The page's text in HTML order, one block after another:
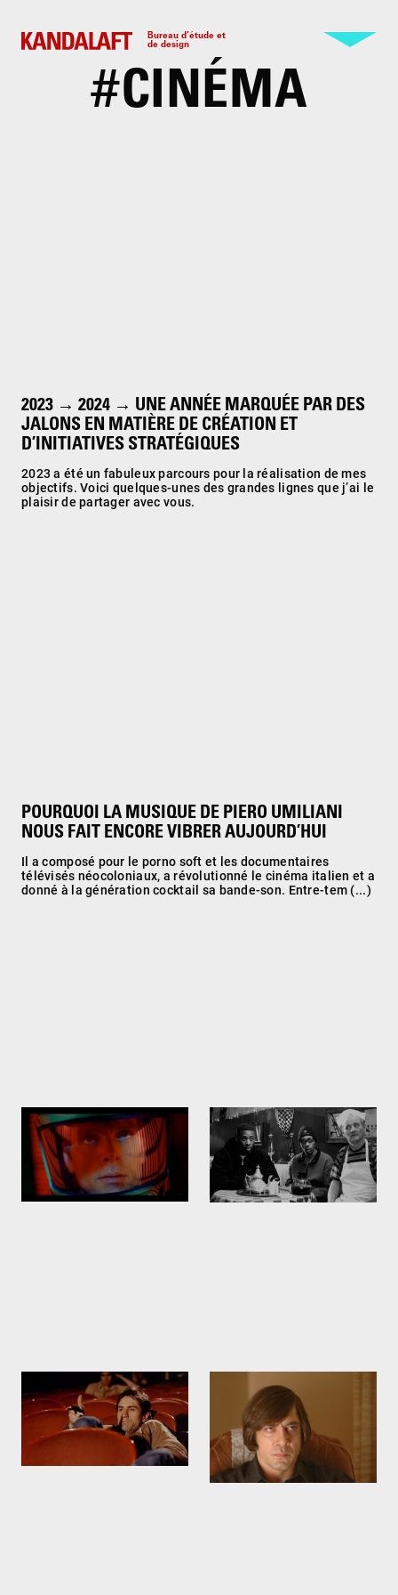
Bureau d’étude et
de design
#CINÉMA
2023 → 2024 → UNE ANNÉE MARQUÉE PAR DES
JALONS EN MATIÈRE DE CRÉATION ET
D’INITIATIVES STRATÉGIQUES
2023 a été un fabuleux parcours pour la réalisation de mes
objectifs. Voici quelques-unes des grandes lignes que j’ai le
plaisir de partager avec vous.
POURQUOI LA MUSIQUE DE PIERO UMILIANI
NOUS FAIT ENCORE VIBRER AUJOURD’HUI
Il a composé pour le porno soft et les documentaires
télévisés néocoloniaux, a révolutionné le cinéma italien et a
donné à la génération cocktail sa bande-son. Entre-tem (...)
2001 : L'Odyssée de
l'espace. Stanley Kubrick
1968
Cigarettes and coffee. Jim
Jarmusch
2003
Robert De Niro dans Taxi
Driver
1976
Javier Bardem. No country
for old men
2007